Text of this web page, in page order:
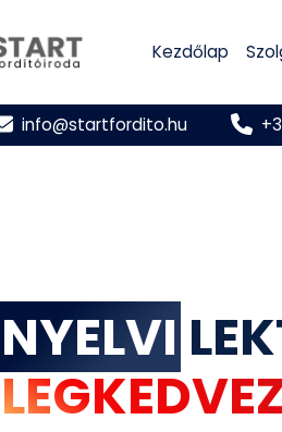
Kezdőlap
info@startfordito.hu
NYELVI